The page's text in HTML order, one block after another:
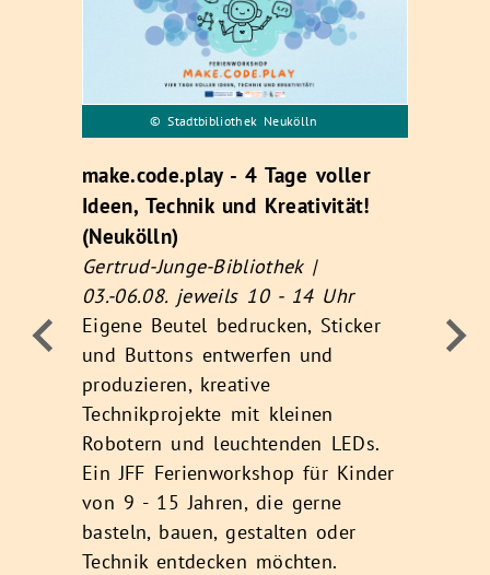
© Stadtbibliothek Neukölln
make.code.play - 4 Tage voller
Ideen, Technik und Kreativität!
(Neukölln)
Gertrud-Junge-Bibliothek |
03.-06.08. jeweils 10 - 14 Uhr
Eigene Beutel bedrucken, Sticker
und Buttons entwerfen und
produzieren, kreative
Technikprojekte mit kleinen
Robotern und leuchtenden LEDs.
Ein JFF Ferienworkshop für Kinder
von 9 - 15 Jahren, die gerne
basteln, bauen, gestalten oder
Technik entdecken möchten.